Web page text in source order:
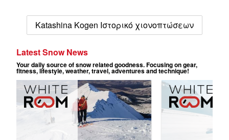
Katashina Kogen Ιστορικό χιονοπτώσεων